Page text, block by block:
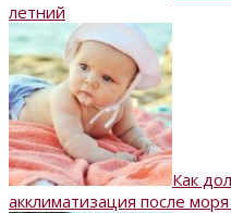
летний
Как
акклиматизация после